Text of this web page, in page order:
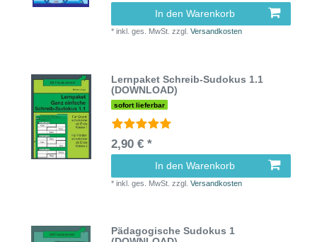
In den Warenkorb
*inkl. ges. MwSt. zzgl.Versandkosten
Lernpaket Schreib-Sudokus 1.1
(DOWNLOAD)
sofort lieferbar
2,90 € *
In den Warenkorb
*inkl. ges. MwSt. zzgl.Versandkosten
Pädagogische Sudokus 1